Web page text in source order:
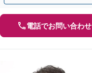
電話でお問い合わせ